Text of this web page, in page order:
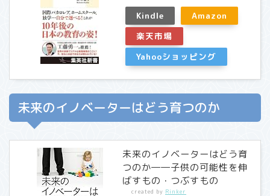
Kindle
Amazon
楽天市場
Yahooショッピング
未来のイノベーターはどう育つのか
未来のイノベーターはどう育
つのか――子供の可能性を伸
ばすもの・つぶすもの
created by Rinker